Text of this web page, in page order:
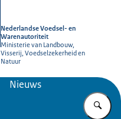
Nederlandse Voedsel- en
Warenautoriteit
Ministerie van Landbouw,
Visserij, Voedselzekerheid en
Natuur
Nieuws